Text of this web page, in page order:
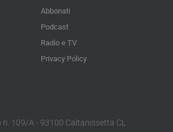
Abbonati
Podcast
Radio e TV
Privacy Policy
n. 109/A - 93100 Caltanissetta CL